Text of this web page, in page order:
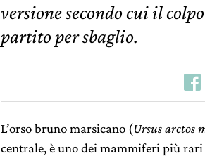
versione secondo cui il
partito per sbaglio.
L’orso bruno marsicano (Ursus arctos
centrale, è uno dei mammiferi più